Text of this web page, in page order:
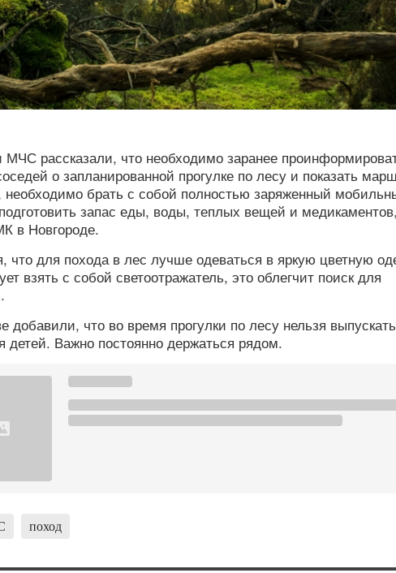
МЧС рассказали, что необходимо заранее
о запланированной прогулке по лесу и показать
необходимо брать с собой полностью заряженный
запас еды, воды, теплых вещей и медикаментов,
в Новгороде.
что для похода в лес лучше одеваться в яркую цветную
взять с собой светоотражатель, это облегчит поиск для
добавили, что во время прогулки по лесу нельзя
детей. Важно постоянно держаться рядом.
поход